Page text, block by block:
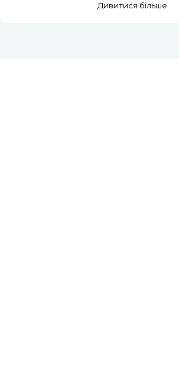
Дивитися більше